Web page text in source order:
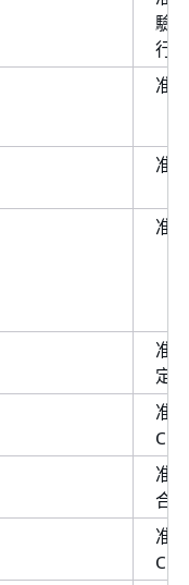
驗
行
准
准
准
准
定
准
准
合
准